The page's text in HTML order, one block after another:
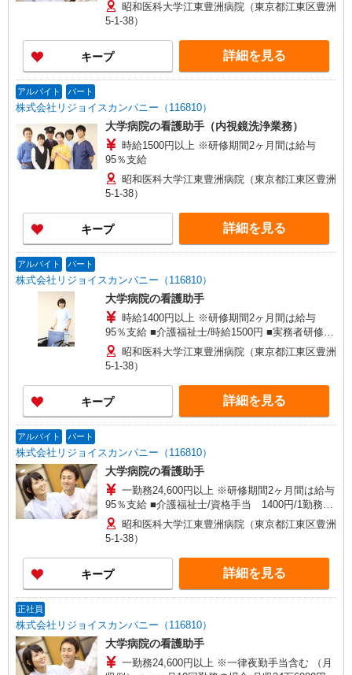
昭和医科大学江東豊洲病院（東京都江東区豊洲
5-1-38）
キープ 詳細を見る
アルバイト パート
株式会社リジョイスカンパニー（116810）
大学病院の看護助手（内視鏡洗浄業務）
時給1500円以上 ※研修期間2ヶ月間は給与
95％支給
昭和医科大学江東豊洲病院（東京都江東区豊洲
5-1-38）
キープ 詳細を見る
アルバイト パート
株式会社リジョイスカンパニー（116810）
大学病院の看護助手
時給1400円以上 ※研修期間2ヶ月間は給与
95％支給 ■介護福祉士/時給1500円 ■実務者研修/
時給1450円 ■介護職員初任者研修/時給1430円
昭和医科大学江東豊洲病院（東京都江東区豊洲
5-1-38）
キープ 詳細を見る
アルバイト パート
株式会社リジョイスカンパニー（116810）
大学病院の看護助手
一勤務24,600円以上 ※研修期間2ヶ月間は給与
95％支給 ■介護福祉士/資格手当 1400円/1勤務あ
たり ■介護職員初任者研修/資格手当 700円/1勤
務あたり ■実務者研修/資格手当 1120円/1勤務あ
昭和医科大学江東豊洲病院（東京都江東区豊洲
5-1-38）
キープ 詳細を見る
正社員
株式会社リジョイスカンパニー（116810）
大学病院の看護助手
一勤務24,600円以上 ※一律夜勤手当含む （月